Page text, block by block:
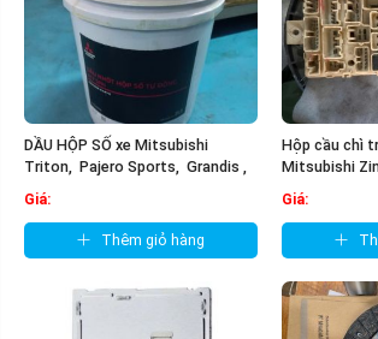
DẦU HỘP SỐ xe Mitsubishi
Triton, Pajero Sports, Grandis ,
Giá:
Thêm giỏ hàng
Hộp cầu chì
Mitsubishi
Giá: